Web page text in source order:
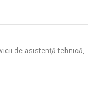
de asistenţă tehnică,